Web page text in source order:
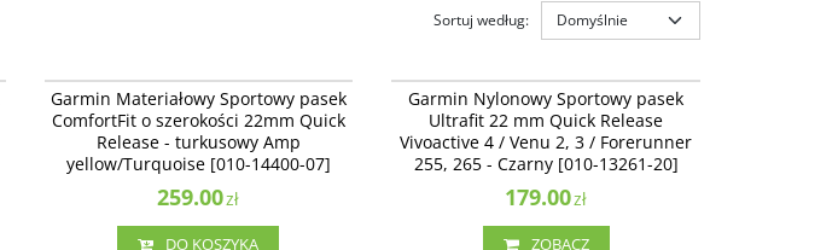
Sortuj według:
Garmin Materiałowy Sportowy pasek
ComfortFit o szerokości 22mm Quick Release -
turkusowy Amp yellow/Turquoise [010-14400-
Garmin Materiałowy Sportowy pasek
ComfortFit o szerokości 22mm Quick
Release - turkusowy Amp
yellow/Turquoise [010-14400-07]
259.00zł
DO KOSZYKA
Garmin Nylonowy Sportowy pasek Ultrafit 22
mm Quick Release Vivoactive 4 / Venu 2, 3 /
Forerunner 255, 265 - Czarny [010-13261-20]
Dostępność: Zakończono produkcję. Produkt
niedostępny.
Garmin Nylonowy Sportowy pasek
Ultrafit 22 mm Quick Release
Vivoactive 4 / Venu 2, 3 / Forerunner
255, 265 - Czarny [010-13261-20]
179.00zł
ZOBACZ